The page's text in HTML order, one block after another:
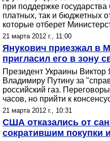
при поддержке
платных, так и бюджетных
которые отберет
21 марта 2012 г., 11:00
Янукович приезжал в
пригласил его в зону
Президент Украины Виктор
Владимиру Путину за
российский газ.
часов, но прийти к
21 марта 2012 г., 10:31
США отказались от
сократившим покупки